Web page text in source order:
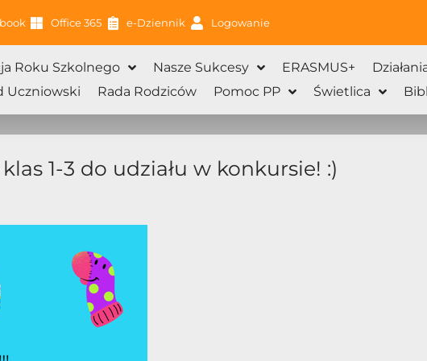
Office 365 e-Dziennik Logowanie
Roku Szkolnego Nasze Sukcesy ERASMUS+
Uczniowski
Rada Rodziców Pomoc PP Świetlica
1-3 do udziału w konkursie! :)